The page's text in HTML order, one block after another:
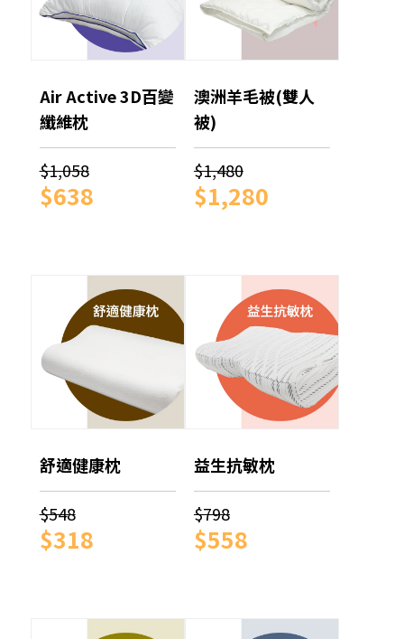
Air Active 3D百變
纖維枕
$1,058
$638
澳洲羊毛被(雙人
被)
$1,480
$1,280
舒適健康枕
$548
$318
益生抗敏枕
$798
$558